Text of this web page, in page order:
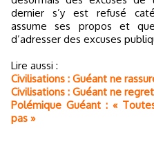
dernier s’y est refusé
assume ses propos et
d’adresser des excuses
Lire aussi :
Civilisations : Guéant ne
Civilisations : Guéant ne
Polémique Guéant : «
pas »